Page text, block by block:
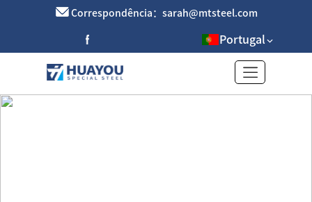
Correspondência：sarah@mtsteel.com
Portugal